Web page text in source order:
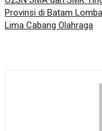
Provinsi di Batam
Lima Cabang Olahraga